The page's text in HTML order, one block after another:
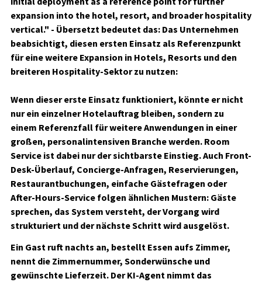
expansion into the hotel, resort, and broader hospitality
vertical." - Übersetzt bedeutet das: Das Unternehmen
beabsichtigt, diesen ersten Einsatz als Referenzpunkt
für eine weitere Expansion in Hotels, Resorts und den
breiteren Hospitality-Sektor zu nutzen:
Wenn dieser erste Einsatz funktioniert, könnte er nicht
nur ein einzelner Hotelauftrag bleiben, sondern zu
einem Referenzfall für weitere Anwendungen in einer
großen, personalintensiven Branche werden. Room
Service ist dabei nur der sichtbarste Einstieg. Auch Front-
Desk-Überlauf, Concierge-Anfragen, Reservierungen,
Restaurantbuchungen, einfache Gästefragen oder
After-Hours-Service folgen ähnlichen Mustern: Gäste
sprechen, das System versteht, der Vorgang wird
strukturiert und der nächste Schritt wird ausgelöst.
Ein Gast ruft nachts an, bestellt Essen aufs Zimmer,
nennt die Zimmernummer, Sonderwünsche und
gewünschte Lieferzeit. Der KI-Agent nimmt das